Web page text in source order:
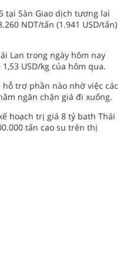
tại Sàn Giao dịch tương lai
NDT/tấn (1.941 USD/tấn)
Lan trong ngày hôm nay
USD/kg của hôm qua.
trợ phần nào nhờ việc các
ngăn chặn giá đi xuống.
hoạch trị giá 8 tỷ bath Thái
tấn cao su trên thị